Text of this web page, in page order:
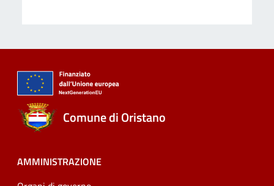
Comune di Oristano
AMMINISTRAZIONE